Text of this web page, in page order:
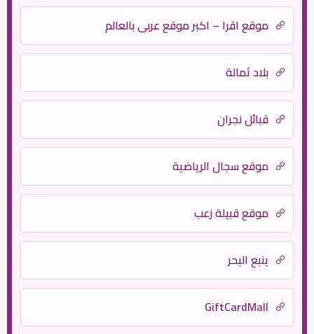
موقع اقرا – اكبر موقع عربي بالعالم
بلاد ثمالة
قبائل نجران
موقع سجال الرياضية
موقع قبيلة زعب
ينبع البحر
GiftCardMall